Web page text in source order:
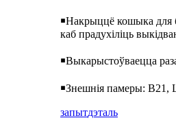
￭Накрыццё кошыка для
каб прадухіліць
￭Выкарыстоўваецца
￭Знешнія памеры: В21,
запытдэталь